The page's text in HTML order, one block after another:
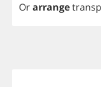
Orarrange